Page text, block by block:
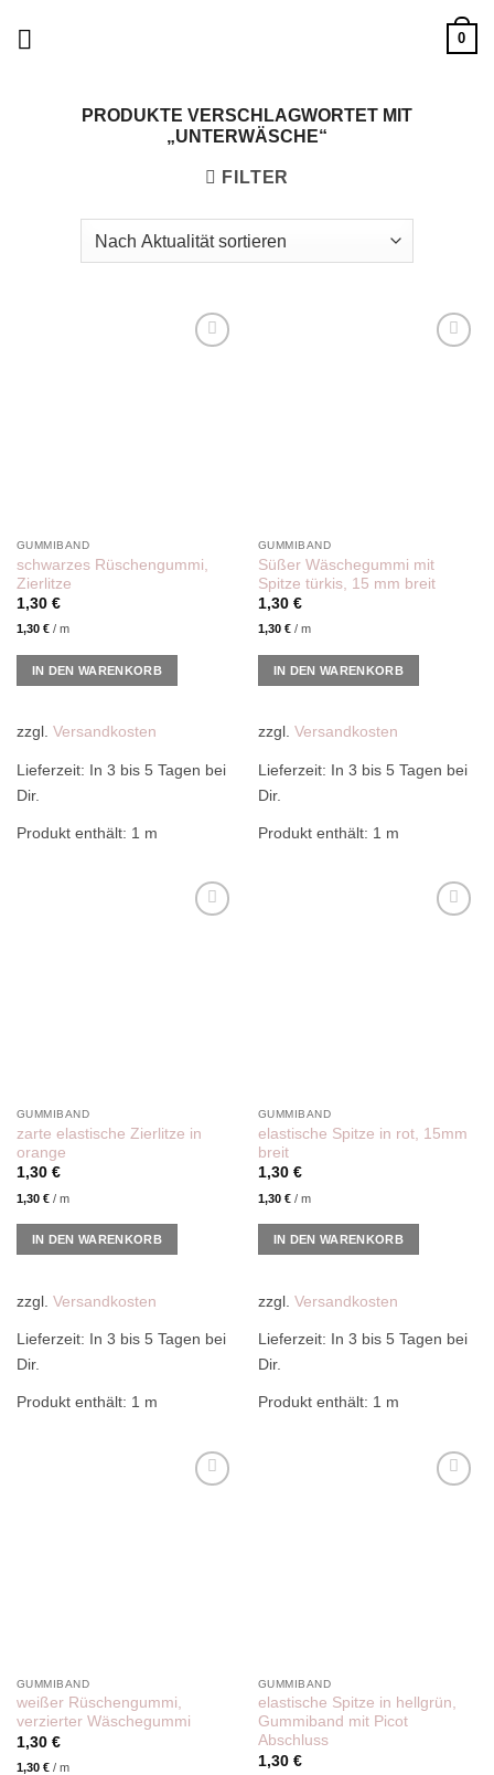
0
PRODUKTE VERSCHLAGWORTET MIT
„UNTERWÄSCHE“
FILTER
GUMMIBAND
schwarzes Rüschengummi,
Zierlitze
1,30 €
1,30 €/ m
IN DEN WARENKORB
zzgl. Versandkosten
Lieferzeit: In 3 bis 5 Tagen bei
Dir.
Produkt enthält: 1 m
GUMMIBAND
Süßer Wäschegummi mit
Spitze türkis, 15 mm breit
1,30 €
1,30 €/ m
IN DEN WARENKORB
zzgl. Versandkosten
Lieferzeit: In 3 bis 5 Tagen bei
Dir.
Produkt enthält: 1 m
GUMMIBAND
zarte elastische Zierlitze in
orange
1,30 €
1,30 €/ m
IN DEN WARENKORB
zzgl. Versandkosten
Lieferzeit: In 3 bis 5 Tagen bei
Dir.
Produkt enthält: 1 m
GUMMIBAND
elastische Spitze in rot, 15mm
breit
1,30 €
1,30 €/ m
IN DEN WARENKORB
zzgl. Versandkosten
Lieferzeit: In 3 bis 5 Tagen bei
Dir.
Produkt enthält: 1 m
GUMMIBAND
weißer Rüschengummi,
verzierter Wäschegummi
1,30 €
1,30 €/ m
GUMMIBAND
elastische Spitze in hellgrün,
Gummiband mit Picot
Abschluss
1,30 €